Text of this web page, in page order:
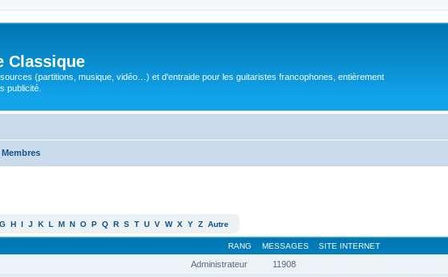
Classique
(partitions, musique, vidéo…) et d'entraide pour les guitaristes francophones, entièrement
publicité.
Membres
G H I J K L M N O P Q R S T U V W X Y Z Autre
RANG MESSAGES SITE INTERNET
Administrateur 11908